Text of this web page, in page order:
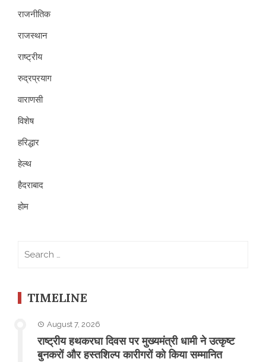
राजनीतिक
राजस्थान
राष्ट्रीय
रुद्रप्रयाग
वाराणसी
विशेष
हरिद्धार
हेल्थ
हैदराबाद
होम
TIMELINE
August 7, 2026
राष्ट्रीय हथकरघा दिवस पर मुख्यमंत्री धामी ने उत्कृष्ट
बुनकरों और हस्तशिल्प कारीगरों को किया सम्मानित